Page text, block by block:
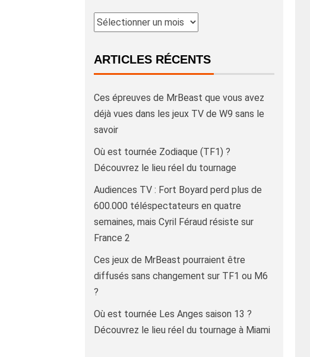
ARTICLES RÉCENTS
Ces épreuves de MrBeast que vous avez
déjà vues dans les jeux TV de W9 sans le
savoir
Où est tournée Zodiaque (TF1) ?
Découvrez le lieu réel du tournage
Audiences TV : Fort Boyard perd plus de
600.000 téléspectateurs en quatre
semaines, mais Cyril Féraud résiste sur
France 2
Ces jeux de MrBeast pourraient être
diffusés sans changement sur TF1 ou M6
?
Où est tournée Les Anges saison 13 ?
Découvrez le lieu réel du tournage à Miami